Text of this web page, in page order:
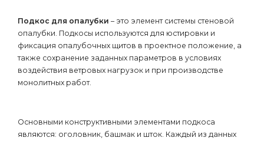
Подкос для опалубки – это элемент системы стеновой
опалубки. Подкосы используются для юстировки и
фиксация опалубочных щитов в проектное положение, а
также сохранение заданных параметров в условиях
воздействия ветровых нагрузок и при производстве
монолитных работ.
Основными конструктивными элементами подкоса
являются: оголовник, башмак и шток. Каждый из данных